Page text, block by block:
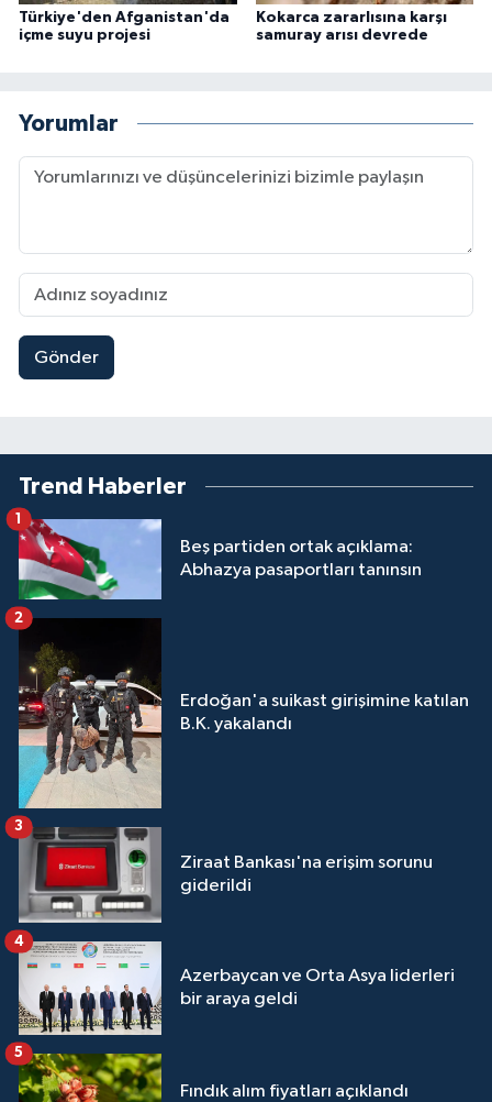
Türkiye'den Afganistan'da
içme suyu projesi
Kokarca zararlısına karşı
samuray arısı devrede
Yorumlar
Gönder
Trend Haberler
Beş partiden ortak açıklama:
Abhazya pasaportları tanınsın
1
Erdoğan'a suikast girişimine katılan
B.K. yakalandı
2
Ziraat Bankası'na erişim sorunu
giderildi
3
Azerbaycan ve Orta Asya liderleri
bir araya geldi
4
Fındık alım fiyatları açıklandı
5